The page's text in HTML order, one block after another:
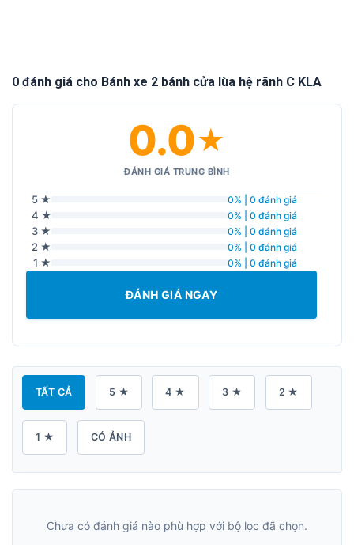
0 đánh giá cho Bánh xe 2 bánh cửa lùa hệ rãnh C KLA
0.0★
ĐÁNH GIÁ TRUNG BÌNH
5 ★ 0% | 0 đánh giá
4 ★ 0% | 0 đánh giá
3 ★ 0% | 0 đánh giá
2 ★ 0% | 0 đánh giá
1 ★ 0% | 0 đánh giá
ĐÁNH GIÁ NGAY
TẤT CẢ 5 ★ 4 ★ 3 ★ 2 ★
1 ★ CÓ ẢNH
Chưa có đánh giá nào phù hợp với bộ lọc đã chọn.